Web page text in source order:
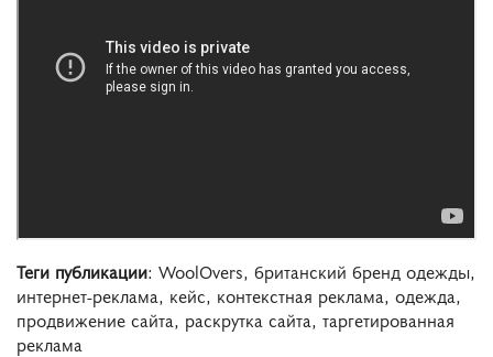
Теги публикации: WoolOvers, британский бренд одежды,
интернет-реклама, кейс, контекстная реклама, одежда,
продвижение сайта, раскрутка сайта, таргетированная
реклама